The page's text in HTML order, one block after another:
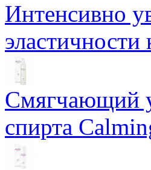
Интенсивно
Смягчающий
спирта